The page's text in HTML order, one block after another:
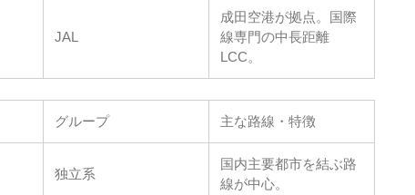
JAL
成田空港が拠点。国際
線専門の中長距離
LCC。
グループ 主な路線・特徴
独立系
国内主要都市を結ぶ路
線が中心。